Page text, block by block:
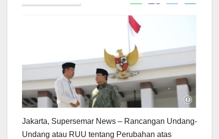
Jakarta, Supersemar News – Rancangan Undang-
Undang atau RUU tentang Perubahan atas